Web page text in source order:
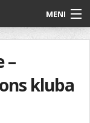
MENI
–
kluba